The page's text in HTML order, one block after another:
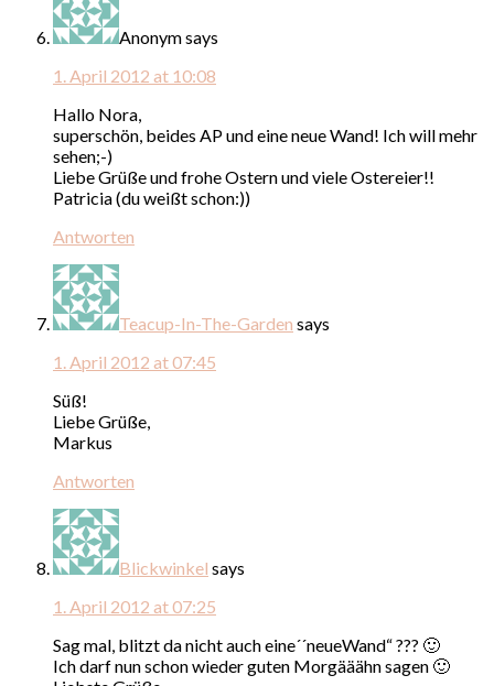
Anonymsays
1. April 2012 at 10:08
Hallo Nora,
superschön, beides AP und eine neue Wand! Ich will mehr
sehen;-)
Liebe Grüße und frohe Ostern und viele Ostereier!!
Patricia (du weißt schon:))
Antworten
Teacup-In-The-Garden says
1. April 2012 at 07:45
Süß!
Liebe Grüße,
Markus
Antworten
Blickwinkel says
1. April 2012 at 07:25
Sag mal, blitzt da nicht auch eine´´neueWand“ ??? 🙂
Ich darf nun schon wieder guten Morgääähn sagen 🙂